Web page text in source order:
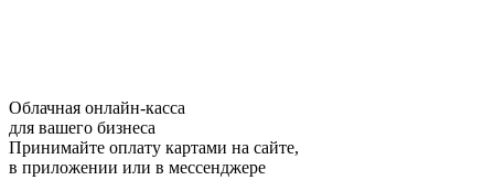
Облачная онлайн-касса
для вашего бизнеса
Принимайте оплату картами на сайте,
в приложении или в мессенджере